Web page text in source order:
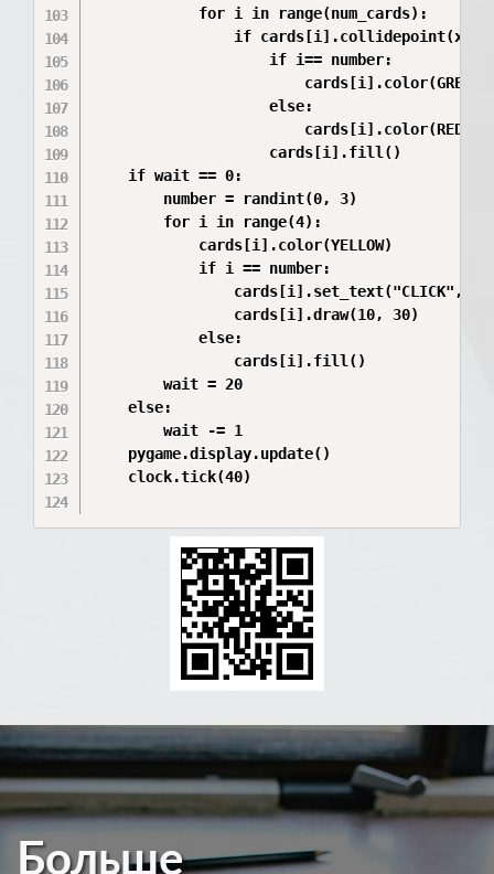
            for i in range(num_cards):
if
                    if i== number:
                        cards[i].color(GREEN)
                    else:
                        cards[i].color(RED)
                    cards[i].fill()
    if wait == 0:
        number = randint(0, 3)
        for i in range(4):
            cards[i].color(YELLOW)
            if i == number:
cards[i].set_text("CLICK",
                cards[i].draw(10, 30)
            else:
                cards[i].fill()
        wait = 20
    else:
        wait -= 1
    pygame.display.update()
    clock.tick(40)
Больше